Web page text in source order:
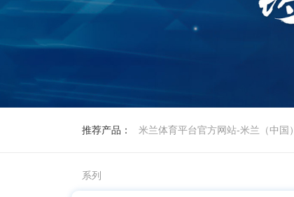
推荐产品： 米兰体育平台官方网站-米兰（中国
系列